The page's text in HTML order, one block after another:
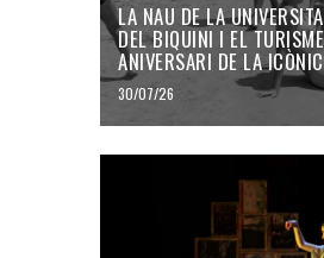
LA NAU DE LA
DEL BIQUINI I EL
ANIVERSARI DE LA
30/07/26